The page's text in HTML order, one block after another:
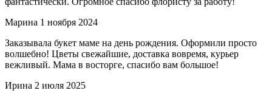
Марина 1 ноября 2024
Заказывала букет маме на день рождения. Оформили просто
волшебно! Цветы свежайшие, доставка вовремя, курьер
вежливый. Мама в восторге, спасибо вам большое!
Ирина 2 июля 2025